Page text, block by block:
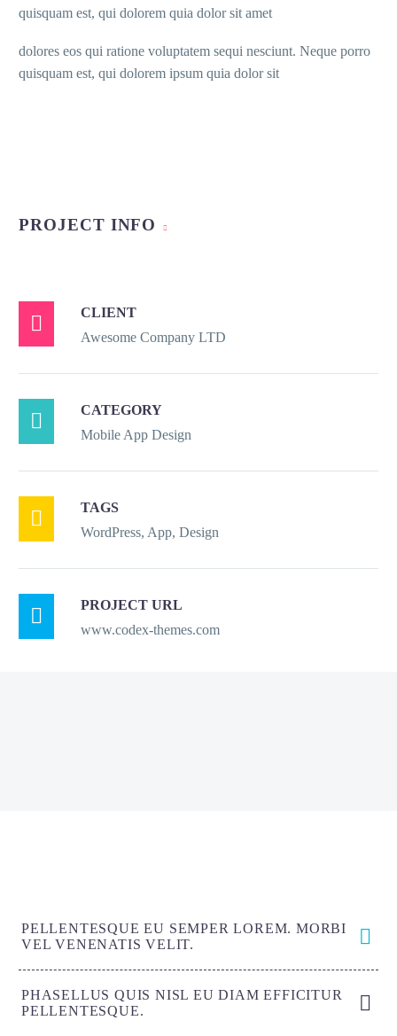
quisquam est, qui dolorem quia dolor sit amet
dolores eos qui ratione voluptatem sequi nesciunt. Neque porro
quisquam est, qui dolorem ipsum quia dolor sit
PROJECT INFO

CLIENT
Awesome Company LTD

CATEGORY
Mobile App Design

TAGS
WordPress, App, Design

PROJECT URL
www.codex-themes.com
PELLENTESQUE EU SEMPER LOREM. MORBI
VEL VENENATIS VELIT.
PHASELLUS QUIS NISL EU DIAM EFFICITUR
PELLENTESQUE.